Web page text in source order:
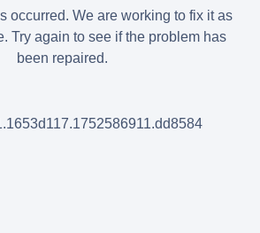
occurred. We are working to fix it as
Try again to see if the problem has
been repaired.